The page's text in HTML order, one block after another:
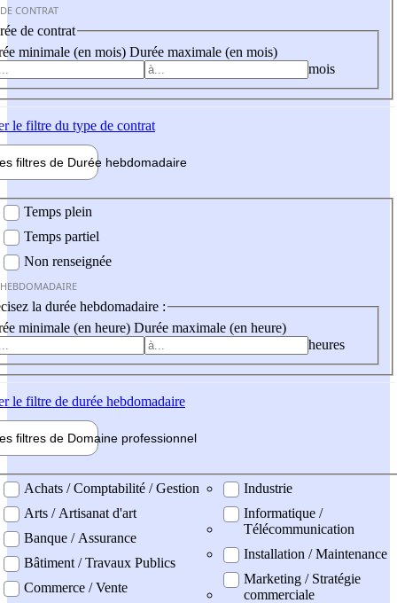
CONTRAT
de contrat
minimale (en mois) Durée maximale (en mois)
mois
le filtre du type de contrat
filtres de Durée hebdomadaire
Temps plein
Temps partiel
Non renseignée
la durée hebdomadaire :
minimale (en heure) Durée maximale (en heure)
heures
le filtre de durée hebdomadaire
filtres de Domaine professionnel
professionel
Achats / Comptabilité / Gestion
Arts / Artisanat d'art
Banque / Assurance
Bâtiment / Travaux Publics
Commerce / Vente
Industrie
Informatique /
Télécommunication
Installation / Maintenance
Marketing / Stratégie
commerciale